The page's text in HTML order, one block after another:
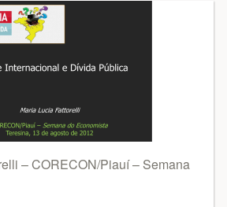
– CORECON/Piauí – Semana